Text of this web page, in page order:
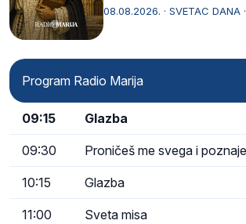
Svojim životom, dubokom
08.08.2026. · SVETAC DANA ·
Program Radio Marija
09:15 Glazba
09:30 Proničeš me svega i
10:15 Glazba
11:00 Sveta misa